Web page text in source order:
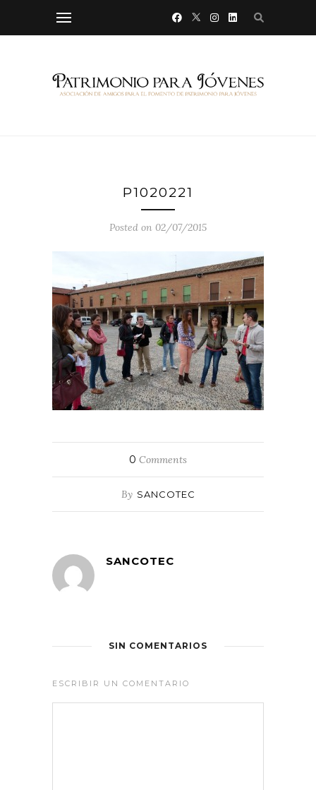
P1020221
Posted on 02/07/2015
0 Comments
By SANCOTEC
SANCOTEC
SIN COMENTARIOS
ESCRIBIR UN COMENTARIO